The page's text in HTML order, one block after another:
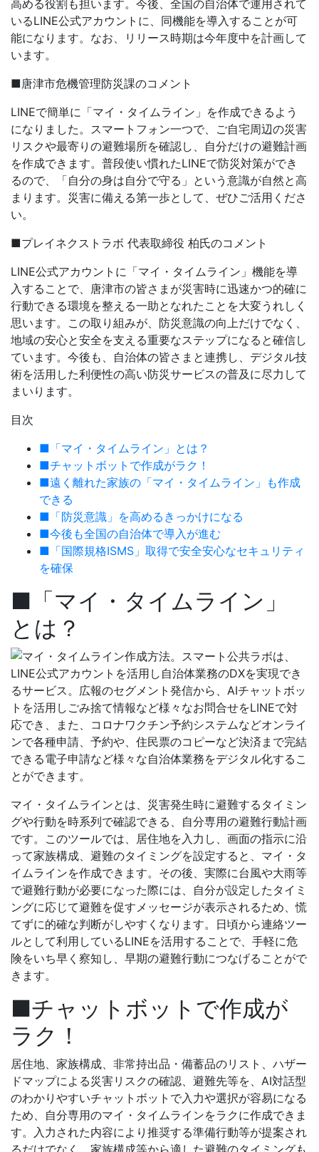
高める役割も担います。今後、全国の自治体で運用されて
いるLINE公式アカウントに、同機能を導入することが可
能になります。なお、リリース時期は今年度中を計画して
います。
■唐津市危機管理防災課のコメント
LINEで簡単に「マイ・タイムライン」を作成できるよう
になりました。スマートフォン一つで、ご自宅周辺の災害
リスクや最寄りの避難場所を確認し、自分だけの避難計画
を作成できます。普段使い慣れたLINEで防災対策ができ
るので、「自分の身は自分で守る」という意識が自然と高
まります。災害に備える第一歩として、ぜひご活用くださ
い。
■プレイネクストラボ 代表取締役 柏氏のコメント
LINE公式アカウントに「マイ・タイムライン」機能を導
入することで、唐津市の皆さまが災害時に迅速かつ的確に
行動できる環境を整える一助となれたことを大変うれしく
思います。この取り組みが、防災意識の向上だけでなく、
地域の安心と安全を支える重要なステップになると確信し
ています。今後も、自治体の皆さまと連携し、デジタル技
術を活用した利便性の高い防災サービスの普及に尽力して
まいります。
目次
■「マイ・タイムライン」とは？
■チャットボットで作成がラク！
■遠く離れた家族の「マイ・タイムライン」も作成
できる
■「防災意識」を高めるきっかけになる
■今後も全国の自治体で導入が進む
■「国際規格ISMS」取得で安全安心なセキュリティ
を確保
■「マイ・タイムライン」
とは？
マイ・タイムラインとは、災害発生時に避難するタイミン
グや行動を時系列で確認できる、自分専用の避難行動計画
です。このツールでは、居住地を入力し、画面の指示に沿
って家族構成、避難のタイミングを設定すると、マイ・タ
イムラインを作成できます。その後、実際に台風や大雨等
で避難行動が必要になった際には、自分が設定したタイミ
ングに応じて避難を促すメッセージが表示されるため、慌
てずに的確な判断がしやすくなります。日頃から連絡ツー
ルとして利用しているLINEを活用することで、手軽に危
険をいち早く察知し、早期の避難行動につなげることがで
きます。
■チャットボットで作成が
ラク！
居住地、家族構成、非常持出品・備蓄品のリスト、ハザー
ドマップによる災害リスクの確認、避難先等を、AI対話型
のわかりやすいチャットボットで入力や選択が容易になる
ため、自分専用のマイ・タイムラインをラクに作成できま
す。入力された内容により推奨する準備行動等が提案され
るだけでなく、家族構成等から適した避難のタイミングも